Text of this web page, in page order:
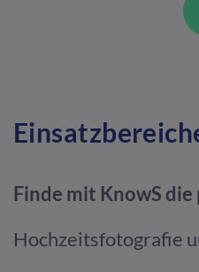
Finde mit KnowS
Hochzeitsfotografie